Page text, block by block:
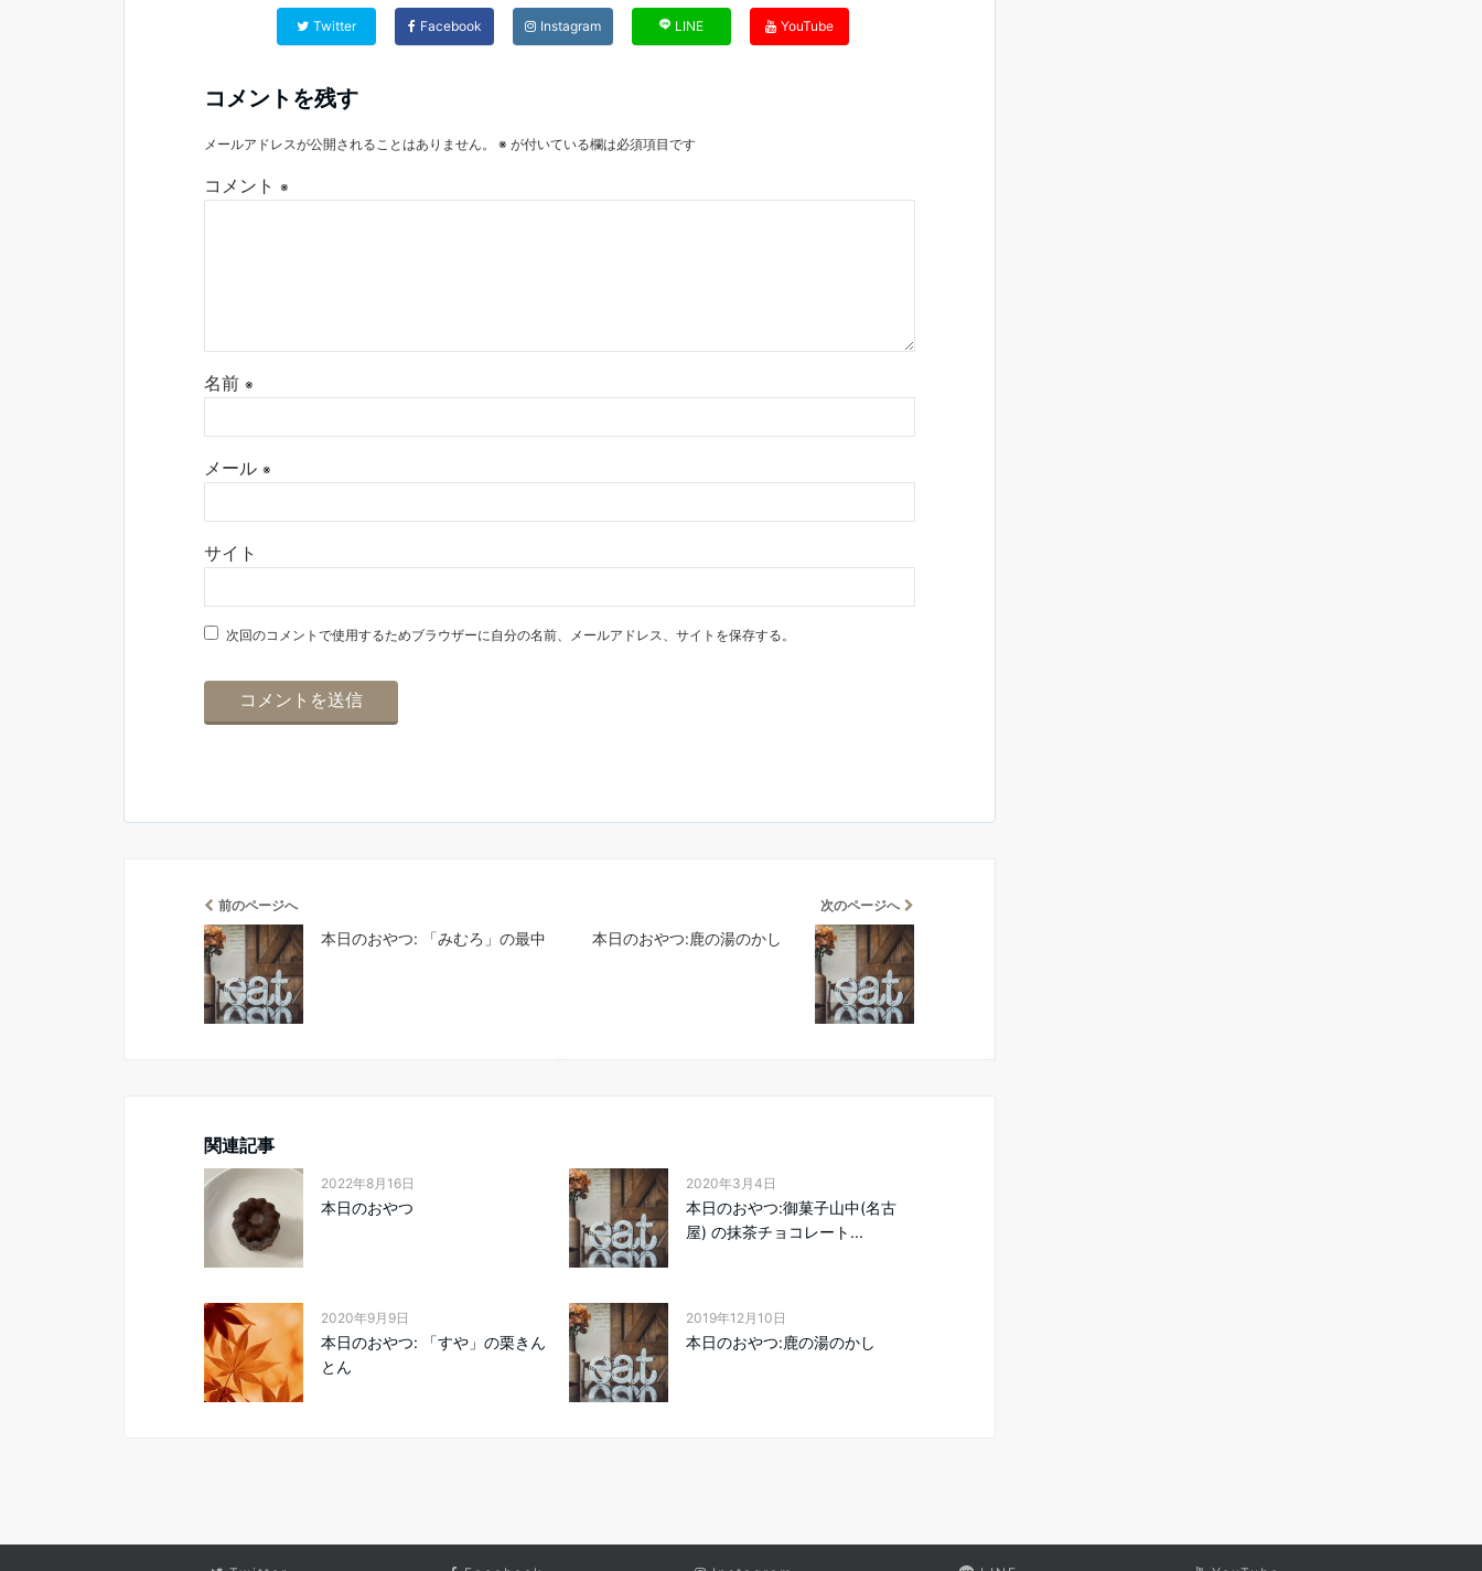
Twitter Facebook Instagram LINE YouTube
コメントを残す
メールアドレスが公開されることはありません。 ※ が付いている欄は必須項目です
コメント ※
名前 ※
メール ※
サイト
次回のコメントで使用するためブラウザーに自分の名前、メールアドレス、サイトを保存する。
前のページへ
本日のおやつ: 「みむろ」の最中
次のページへ
本日のおやつ:鹿の湯のかし
関連記事
2022年8月16日
本日のおやつ
2020年3月4日
本日のおやつ:御菓子山中(名古
屋) の抹茶チョコレート...
2020年9月9日
本日のおやつ: 「すや」の栗きん
とん
2019年12月10日
本日のおやつ:鹿の湯のかし